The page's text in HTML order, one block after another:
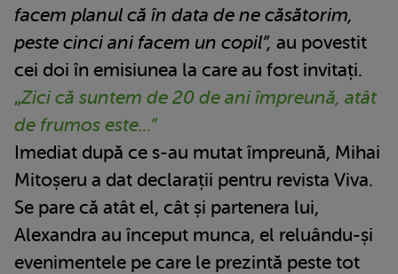
facem planul că în data de ne căsătorim,
peste cinci ani facem un copil”, au povestit
cei doi în emisiunea la care au fost invitați.
„Zici că suntem de 20 de ani împreună, atât
de frumos este...”
Imediat după ce s-au mutat împreună, Mihai
Mitoșeru a dat declarații pentru revista Viva.
Se pare că atât el, cât și partenera lui,
Alexandra au început munca, el reluându-și
evenimentele pe care le prezintă peste tot